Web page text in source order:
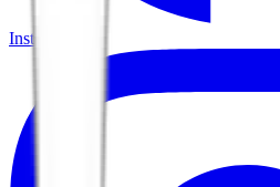
Instagram